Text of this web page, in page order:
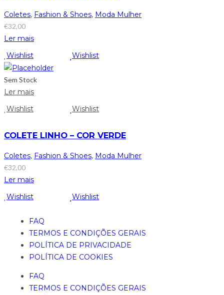
Coletes, Fashion & Shoes, Moda Mulher
€32,00
Ler mais
Wishlist
Wishlist
Sem Stock
Ler mais
Wishlist
Wishlist
COLETE LINHO – COR VERDE
Coletes, Fashion & Shoes, Moda Mulher
€32,00
Ler mais
Wishlist
Wishlist
FAQ
TERMOS E CONDIÇÕES GERAIS
POLÍTICA DE PRIVACIDADE
POLÍTICA DE COOKIES
FAQ
TERMOS E CONDIÇÕES GERAIS